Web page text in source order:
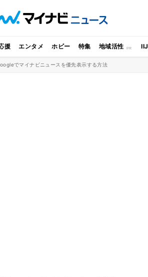
援 エンタメ ホビー 特集 地域活性 IIJ
でマイナビニュースを優先表示する方法